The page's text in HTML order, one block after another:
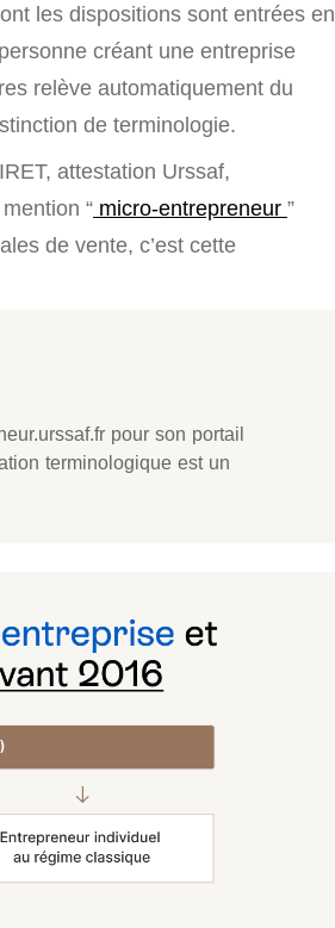
les dispositions sont entrées en
créant une entreprise
relève automatiquement du
de terminologie.
attestation Urssaf,
“ micro-entrepreneur ”
de vente, c’est cette
pour son portail
terminologique est un